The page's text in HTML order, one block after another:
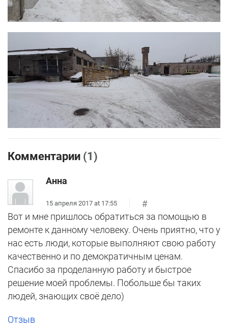
Комментарии (1)
Анна
15 апреля 2017 at 17:55
#
Вот и мне пришлось обратиться за помощью в
ремонте к данному человеку. Очень приятно, что у
нас есть люди, которые выполняют свою работу
качественно и по демократичным ценам.
Спасибо за проделанную работу и быстрое
решение моей проблемы. Побольше бы таких
людей, знающих своё дело)
Отзыв